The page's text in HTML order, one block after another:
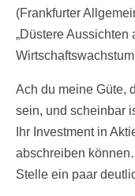
(Frankfurter
„Düstere
Ach du meine Güte,
sein, und scheinbar
Ihr Investment in
abschreiben
Stelle ein paar